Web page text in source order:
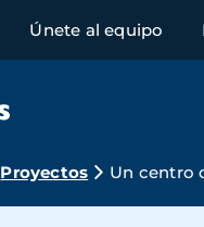
Únete al equipo
Proyectos Un centro